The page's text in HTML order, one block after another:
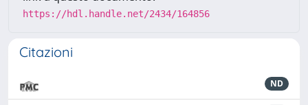
https://hdl.handle.net/2434/164856
Citazioni
ND